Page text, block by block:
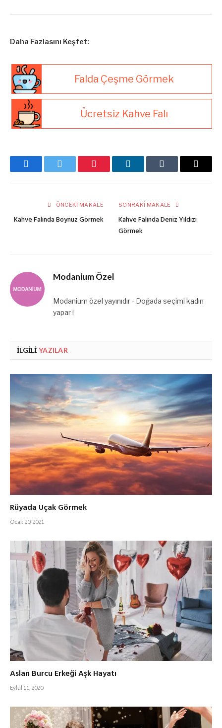
Daha Fazlasını Keşfet:
Falda Çeşme Görmek
Ücretsiz Kahve Falı
FacebookTwitter Pinterest LinkedInTumblr
E-
ÖNCEKI MAKALE
Kahve Falında Boynuz Görmek
SONRAKI MAKALE
Kahve Falında Deniz Yıldızı
Görmek
Modanium Özel
Modanium özel yayınıdır - Doğada seçimi kadın
yapar !
İLGILI YAZILAR
Rüyada Uçak Görmek
Ocak 20, 2021
Aslan Burcu Erkeği Aşk Hayatı
Eylül 11, 2020